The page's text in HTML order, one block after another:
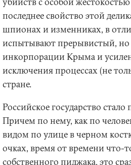
последнее свойство этой
шпионах и изменниках, в
испытывают прерывистый,
инкорпорации Крыма и
исключения процессах (не
стране.
Российское государство
Причем по нему, как по
видом по улице в черном
очках, время от времени что-
собственного пиджака, это